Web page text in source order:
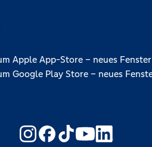
https://https://